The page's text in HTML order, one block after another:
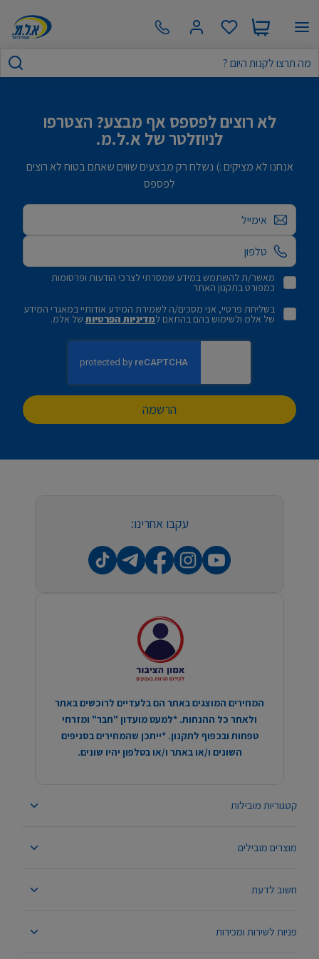
לא רוצים לפספס אף מבצע? הצטרפו
לניוזלטר של א.ל.מ.
אנחנו לא מציקים :) נשלח רק מבצעים שווים שאתם בטוח לא רוצים
לפספס
אימייל
מאשר/ת להשתמש במידע שמסרתי לצרכי הודעות ופרסומות
כמפורט בתקנון האתר
בשליחת פרטיי, אני מסכים/ה לשמירת המידע אודותיי במאגרי המידע
של אלמ ולשימוש בהם בהתאם למדיניות הפרטיותשל אלמ.
הרשמה
קטגוריות מובילות
מוצרים מובילים
חשוב לדעת
פניות לשירות ומכירות
עקבו אחרינו:
המחירים המוצגים באתר הם בלעדיים לרוכשים באתר
ולאחר כל ההנחות. *למעט מועדון "חבר" ומזרחי
טפחות ובכפוף לתקנון. *ייתכן שהמחירים בסניפים
השונים ו/או באתר ו/או בטלפון יהיו שונים.